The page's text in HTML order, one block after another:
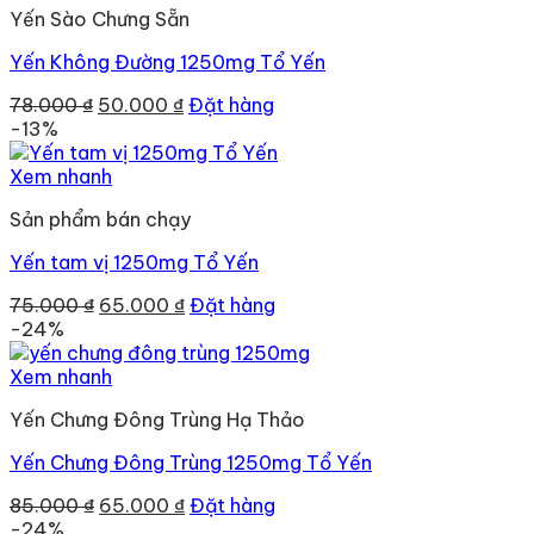
Yến Sào Chưng Sẵn
Yến Không Đường 1250mg Tổ Yến
78.000₫ Giá
là:
78.000 ₫.
50.000 ₫Giá
tại
Đặt hàng
-13%
Xem nhanh
Sản phẩm bán chạy
Yến tam vị 1250mg Tổ Yến
75.000₫ Giá
là:
75.000 ₫.
65.000 ₫Giá
tại
Đặt hàng
-24%
Xem nhanh
Yến Chưng Đông Trùng Hạ Thảo
Yến Chưng Đông Trùng 1250mg Tổ Yến
85.000₫ Giá
65.000 ₫Giá
Đặt hàng
-24%